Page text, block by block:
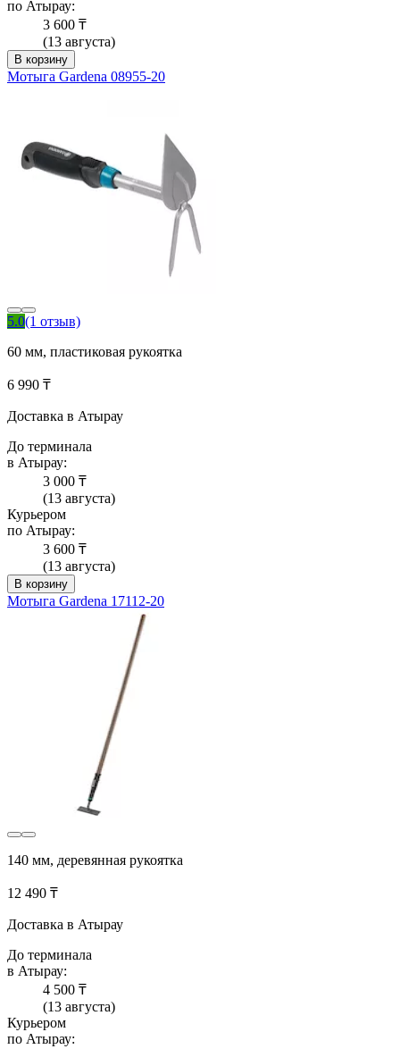
по Атырау:
3 600 ₸
(13 августа)
В корзину
Мотыга Gardena 08955-20
5.0(1 отзыв)
60 мм, пластиковая рукоятка
6 990 ₸
Доставка в Атырау
До терминала
в Атырау:
3 000 ₸
(13 августа)
Курьером
по Атырау:
3 600 ₸
(13 августа)
В корзину
Мотыга Gardena 17112-20
140 мм, деревянная рукоятка
12 490 ₸
Доставка в Атырау
До терминала
в Атырау:
4 500 ₸
(13 августа)
Курьером
по Атырау: